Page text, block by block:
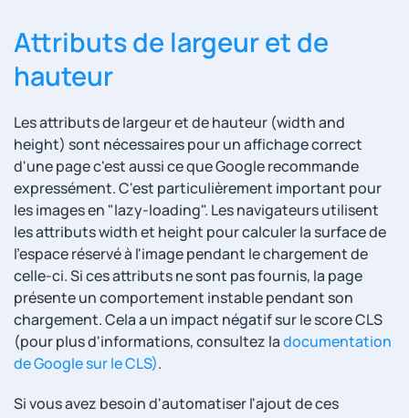
Attributs de largeur et de
hauteur
Les attributs de largeur et de hauteur (width and
height) sont nécessaires pour un affichage correct
d'une page c'est aussi ce que Google recommande
expressément. C'est particulièrement important pour
les images en "lazy-loading". Les navigateurs utilisent
les attributs width et height pour calculer la surface de
l'espace réservé à l'image pendant le chargement de
celle-ci. Si ces attributs ne sont pas fournis, la page
présente un comportement instable pendant son
chargement. Cela a un impact négatif sur le score CLS
(pour plus d'informations, consultez ladocumentation
de Google sur le CLS).
Si vous avez besoin d'automatiser l'ajout de ces